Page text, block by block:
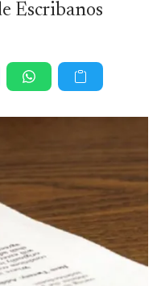
Escribanos